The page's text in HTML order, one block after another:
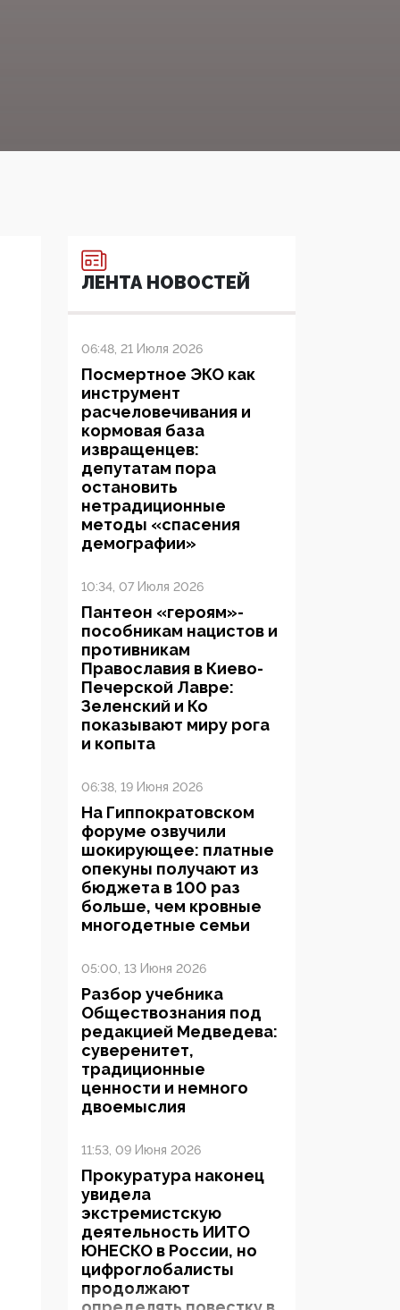
ЛЕНТА НОВОСТЕЙ
06:48, 21 Июля 2026
Посмертное ЭКО как
инструмент
расчеловечивания и
кормовая база
извращенцев:
депутатам пора
остановить
нетрадиционные
методы «спасения
демографии»
10:34, 07 Июля 2026
Пантеон «героям»-
пособникам нацистов и
противникам
Православия в Киево-
Печерской Лавре:
Зеленский и Ко
показывают миру рога
и копыта
06:38, 19 Июня 2026
На Гиппократовском
форуме озвучили
шокирующее: платные
опекуны получают из
бюджета в 100 раз
больше, чем кровные
многодетные семьи
05:00, 13 Июня 2026
Разбор учебника
Обществознания под
редакцией Медведева:
суверенитет,
традиционные
ценности и немного
двоемыслия
11:53, 09 Июня 2026
Прокуратура наконец
увидела
экстремистскую
деятельность ИИТО
ЮНЕСКО в России, но
цифроглобалисты
продолжают